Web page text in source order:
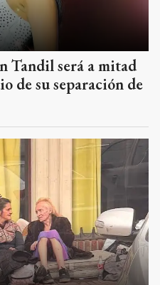
Tandil será a mitad
de su separación de